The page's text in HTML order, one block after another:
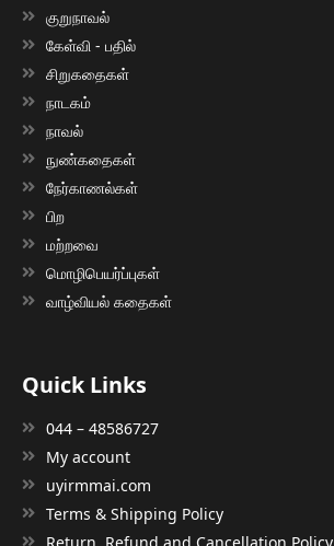
குறுநாவல்
கேள்வி - பதில்
சிறுகதைகள்
நாடகம்
நாவல்
நுண்கதைகள்
நேர்காணல்கள்
பிற
மற்றவை
மொழிபெயர்ப்புகள்
வாழ்வியல் கதைகள்
Quick Links
044 – 48586727
My account
uyirmmai.com
Terms & Shipping Policy
Return, Refund and Cancellation Policy